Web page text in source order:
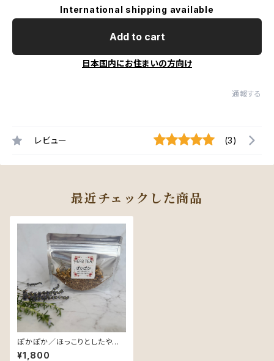
International shipping available
Add to cart
日本国内にお住まいの方向け
通報する
レビュー (3)
最近チェックした商品
ぽかぽか／ほっこりとしたやさし
さに包まれたいあなたに♡
¥1,800